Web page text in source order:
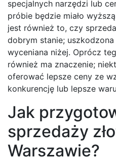
specjalnych narzędzi lub
próbie będzie miało
jest również to, czy
dobrym stanie;
wyceniana niżej. Oprócz
również ma znaczenie;
oferować lepsze ceny ze
konkurencję lub lepsze
Jak
sprzedaży
Warszawie?